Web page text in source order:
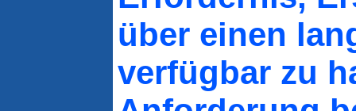
über einen
verfügbar zu